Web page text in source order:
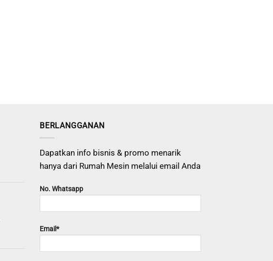
BERLANGGANAN
Dapatkan info bisnis & promo menarik
hanya dari Rumah Mesin melalui email Anda
No. Whatsapp
Email*